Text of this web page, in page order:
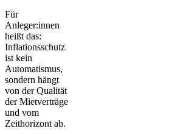
Für
Anleger:innen
heißt das:
Inflationsschutz
ist kein
Automatismus,
sondern hängt
von der Qualität
der Mietverträge
und vom
Zeithorizont ab.